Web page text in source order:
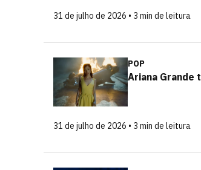
31 de julho de 2026 • 3 min de leitura
POP
Ariana Grande
31 de julho de 2026 • 3 min de leitura